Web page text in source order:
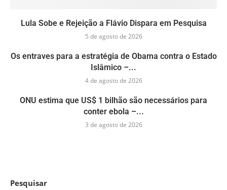
Lula Sobe e Rejeição a Flávio Dispara em Pesquisa
5 de agosto de 2026
Os entraves para a estratégia de Obama contra o Estado
Islâmico –...
4 de agosto de 2026
ONU estima que US$ 1 bilhão são necessários para
conter ebola –...
3 de agosto de 2026
Pesquisar